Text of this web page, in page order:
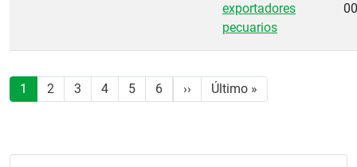
exportadores
pecuarios
Paginación
1 2 3 4 5 6 ›› Siguiente página
Último »